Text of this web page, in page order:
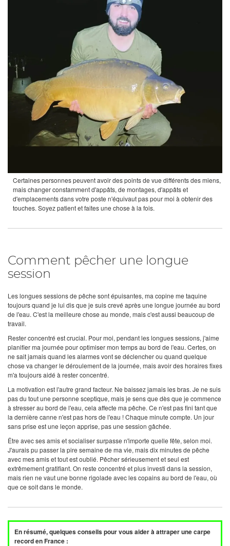
Certaines personnes peuvent avoir des points de vue différents des miens,
mais changer constamment d'appâts, de montages, d'appâts et
d'emplacements dans votre poste n'équivaut pas pour moi à obtenir des
touches. Soyez patient et faites une chose à la fois.
Comment pêcher une longue
session
Les longues sessions de pêche sont épuisantes, ma copine me taquine
toujours quand je lui dis que je suis crevé après une longue journée au bord
de l'eau. C'est la meilleure chose au monde, mais c'est aussi beaucoup de
travail.
Rester concentré est crucial. Pour moi, pendant les longues sessions, j'aime
planifier ma journée pour optimiser mon temps au bord de l'eau. Certes, on
ne sait jamais quand les alarmes vont se déclencher ou quand quelque
chose va changer le déroulement de la journée, mais avoir des horaires fixes
m'a toujours aidé à rester concentré.
La motivation est l'autre grand facteur. Ne baissez jamais les bras. Je ne suis
pas du tout une personne sceptique, mais je sens que dès que je commence
à stresser au bord de l'eau, cela affecte ma pêche. Ce n'est pas fini tant que
la dernière canne n'est pas hors de l'eau ! Chaque minute compte. Un jour
sans prise est une leçon apprise, pas une session gâchée.
Être avec ses amis et socialiser surpasse n'importe quelle fête, selon moi.
J'aurais pu passer la pire semaine de ma vie, mais dix minutes de pêche
avec mes amis et tout est oublié. Pêcher sérieusement et seul est
extrêmement gratifiant. On reste concentré et plus investi dans la session,
mais rien ne vaut une bonne rigolade avec les copains au bord de l'eau, où
que ce soit dans le monde.
En résumé, quelques conseils pour vous aider à attraper une carpe
record en France :